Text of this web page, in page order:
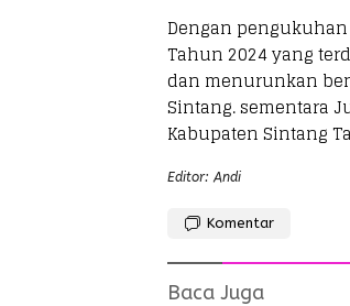
Dengan
Tahun 2024 yang
dan menurunkan
Sintang. sementara
Kabupaten Sintang
Editor: Andi
Komentar
Baca Juga